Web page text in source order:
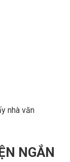
nhà văn
NGẮN